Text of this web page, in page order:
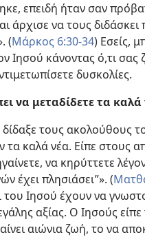
επειδή ήταν σαν
άρχισε να τους διδάσκει
(Μάρκος 6:30-34) Εσείς,
Ιησού κάνοντας ό,τι σας
δυσκολίες.
να μεταδίδετε τα καλά
τους ακολούθους
τα καλά νέα. Είπε στους
να κηρύττετε
έχει πλησιάσει”». (
του Ιησού έχουν να
αξίας. Ο Ιησούς
αιώνια ζωή, το να